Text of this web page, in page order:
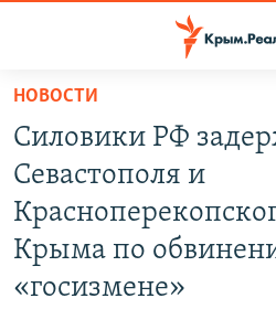
Вернуться
основному
содержанию
Вернутся
главной
навигации
КАРТА ВОЕННЫХ ОБЪЕКТОВ КРЫМА
ВОДА
ИСТОРИЯ
ЕЩЕ
НОВОСТИ
Силовики РФ
Севастополя и
Крыма по
«госизмене»